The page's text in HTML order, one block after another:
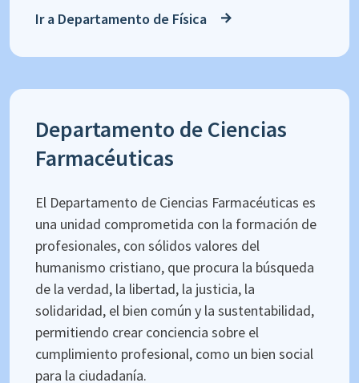
Ir a Departamento de Física
Departamento de Ciencias
Farmacéuticas
El Departamento de Ciencias Farmacéuticas es
una unidad comprometida con la formación de
profesionales, con sólidos valores del
humanismo cristiano, que procura la búsqueda
de la verdad, la libertad, la justicia, la
solidaridad, el bien común y la sustentabilidad,
permitiendo crear conciencia sobre el
cumplimiento profesional, como un bien social
para la ciudadanía.